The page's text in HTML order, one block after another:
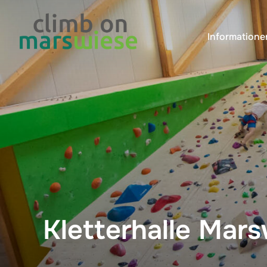
Kletterhalle